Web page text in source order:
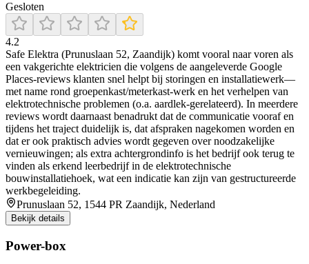
Gesloten
4.2
Safe Elektra (Prunuslaan 52, Zaandijk) komt vooral naar voren als
een vakgerichte elektricien die volgens de aangeleverde Google
Places-reviews klanten snel helpt bij storingen en installatiewerk—
met name rond groepenkast/meterkast-werk en het verhelpen van
elektrotechnische problemen (o.a. aardlek-gerelateerd). In meerdere
reviews wordt daarnaast benadrukt dat de communicatie vooraf en
tijdens het traject duidelijk is, dat afspraken nagekomen worden en
dat er ook praktisch advies wordt gegeven over noodzakelijke
vernieuwingen; als extra achtergrondinfo is het bedrijf ook terug te
vinden als erkend leerbedrijf in de elektrotechnische
bouwinstallatiehoek, wat een indicatie kan zijn van gestructureerde
werkbegeleiding.
Prunuslaan 52, 1544 PR Zaandijk, Nederland
Bekijk details
Power-box